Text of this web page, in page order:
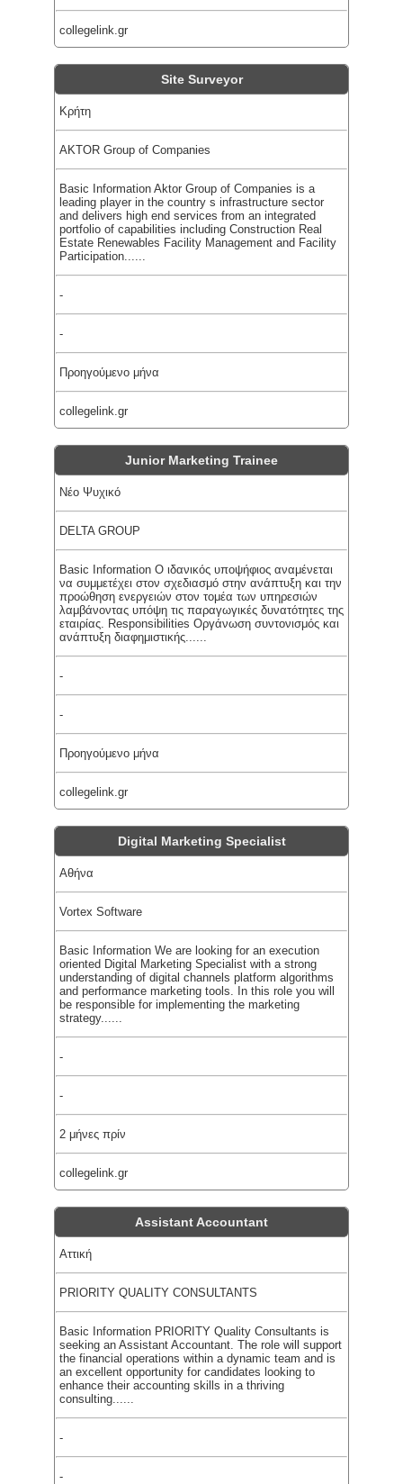
collegelink.gr
Site Surveyor
Κρήτη
AKTOR Group of Companies
Basic Information Aktor Group of Companies is a
leading player in the country s infrastructure sector
and delivers high end services from an integrated
portfolio of capabilities including Construction Real
Estate Renewables Facility Management and Facility
Participation......
-
-
Προηγούμενο μήνα
collegelink.gr
Junior Marketing Trainee
Νέο Ψυχικό
DELTA GROUP
Basic Information Ο ιδανικός υποψήφιος αναμένεται
να συμμετέχει στον σχεδιασμό στην ανάπτυξη και την
προώθηση ενεργειών στον τομέα των υπηρεσιών
λαμβάνοντας υπόψη τις παραγωγικές δυνατότητες της
εταιρίας. Responsibilities Οργάνωση συντονισμός και
ανάπτυξη διαφημιστικής......
-
-
Προηγούμενο μήνα
collegelink.gr
Digital Marketing Specialist
Αθήνα
Vortex Software
Basic Information We are looking for an execution
oriented Digital Marketing Specialist with a strong
understanding of digital channels platform algorithms
and performance marketing tools. In this role you will
be responsible for implementing the marketing
strategy......
-
-
2 μήνες πρίν
collegelink.gr
Assistant Accountant
Αττική
PRIORITY QUALITY CONSULTANTS
Basic Information PRIORITY Quality Consultants is
seeking an Assistant Accountant. The role will support
the financial operations within a dynamic team and is
an excellent opportunity for candidates looking to
enhance their accounting skills in a thriving
consulting......
-
-